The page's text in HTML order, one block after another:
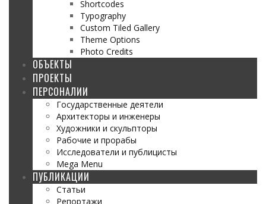
Shortcodes
Typography
Custom Tiled Gallery
Theme Options
Photo Credits
ОБЪЕКТЫ
ПРОЕКТЫ
ПЕРСОНАЛИИ
Государственные деятели
Архитекторы и инженеры
Художники и скульпторы
Рабочие и прорабы
Исследователи и публицисты
Mega Menu
ПУБЛИКАЦИИ
Статьи
Репортажи